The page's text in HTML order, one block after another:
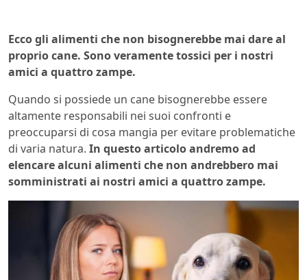
Ecco gli alimenti che non bisognerebbe mai dare al
proprio cane. Sono veramente tossici per i nostri
amici a quattro zampe.
Quando si possiede un cane bisognerebbe essere
altamente responsabili nei suoi confronti e
preoccuparsi di cosa mangia per evitare problematiche
di varia natura. In questo articolo andremo ad
elencare alcuni alimenti che non andrebbero mai
somministrati ai nostri amici a quattro zampe.